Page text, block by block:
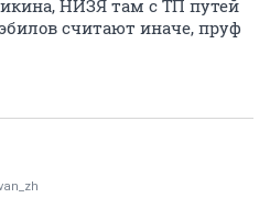
НИЗЯ там с ТП путей
считают иначе, пруф